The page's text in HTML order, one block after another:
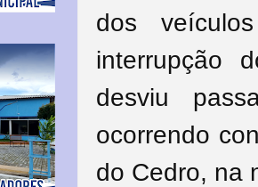
dos
interrupção
desviu
ocorrendo
do Cedro, na